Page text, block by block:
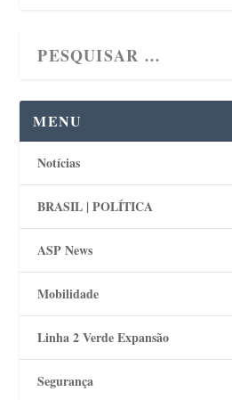
MENU
Notícias
BRASIL | POLÍTICA
ASP News
Mobilidade
Linha 2 Verde Expansão
Segurança